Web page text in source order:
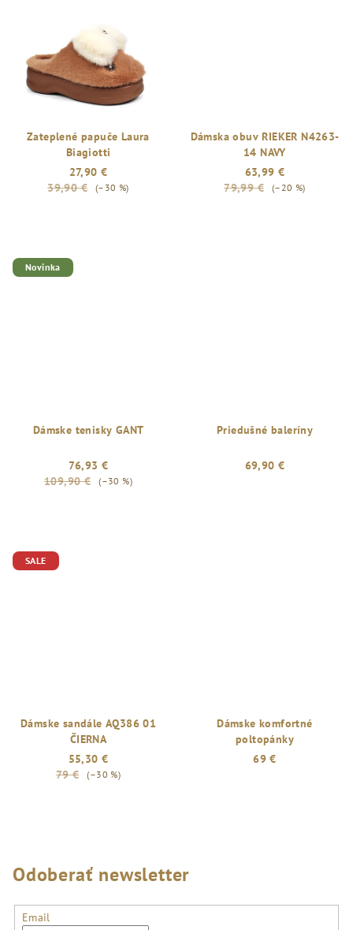
Zateplené papuče Laura
Biagiotti
27,90 €
39,90 €
(–30 %)
Dámska obuv RIEKER N4263-
14 NAVY
63,99 €
79,99 €
(–20 %)
Novinka
Dámske tenisky GANT
76,93 €
109,90 €
(–30 %)
Priedušné baleríny
69,90 €
SALE
Dámske sandále AQ386 01
ČIERNA
55,30 €
79 €
(–30 %)
Dámske komfortné
poltopánky
69 €
Odoberať newsletter
Email